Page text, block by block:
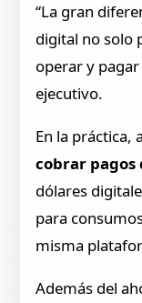
“La gran
digital no solo
operar y
ejecutivo.
En la práctica,
cobrar
dólares
para
misma
Además del